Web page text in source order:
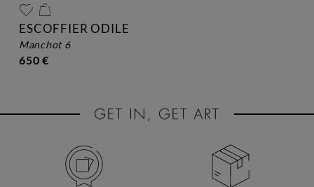
ESCOFFIER ODILE
manchot 6
650 €